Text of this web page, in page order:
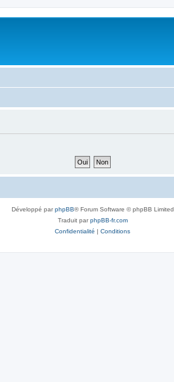
Développé parphpBB® Forum Software © phpBB Limited
Traduit parphpBB-fr.com
Confidentialité | Conditions